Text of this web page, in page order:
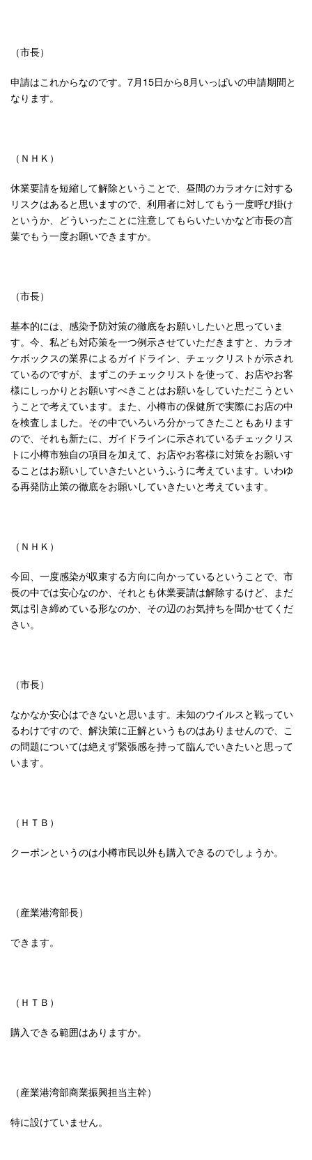
（市長）
申請はこれからなのです。7月15日から8月いっぱいの申請期間と
なります。
（ＮＨＫ）
休業要請を短縮して解除ということで、昼間のカラオケに対する
リスクはあると思いますので、利用者に対してもう一度呼び掛け
というか、どういったことに注意してもらいたいかなど市長の言
葉でもう一度お願いできますか。
（市長）
基本的には、感染予防対策の徹底をお願いしたいと思っていま
す。今、私ども対応策を一つ例示させていただきますと、カラオ
ケボックスの業界によるガイドライン、チェックリストが示され
ているのですが、まずこのチェックリストを使って、お店やお客
様にしっかりとお願いすべきことはお願いをしていただこうとい
うことで考えています。また、小樽市の保健所で実際にお店の中
を検査しました。その中でいろいろ分かってきたこともあります
ので、それも新たに、ガイドラインに示されているチェックリス
トに小樽市独自の項目を加えて、お店やお客様に対策をお願いす
ることはお願いしていきたいというふうに考えています。いわゆ
る再発防止策の徹底をお願いしていきたいと考えています。
（ＮＨＫ）
今回、一度感染が収束する方向に向かっているということで、市
長の中では安心なのか、それとも休業要請は解除するけど、まだ
気は引き締めている形なのか、その辺のお気持ちを聞かせてくだ
さい。
（市長）
なかなか安心はできないと思います。未知のウイルスと戦ってい
るわけですので、解決策に正解というものはありませんので、こ
の問題については絶えず緊張感を持って臨んでいきたいと思って
います。
（ＨＴＢ）
クーポンというのは小樽市民以外も購入できるのでしょうか。
（産業港湾部長）
できます。
（ＨＴＢ）
購入できる範囲はありますか。
（産業港湾部商業振興担当主幹）
特に設けていません。